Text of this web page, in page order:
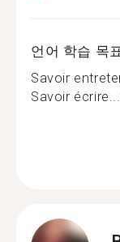
언어 학습 목
Savoir
Savoir écrire...